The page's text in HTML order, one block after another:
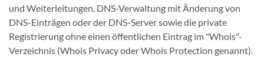
und Weiterleitungen, DNS-Verwaltung mit Änderung von
DNS-Einträgen oder der DNS-Server sowie die private
Registrierung ohne einen öffentlichen Eintrag im "Whois"-
Verzeichnis (Whois Privacy oder Whois Protection genannt).